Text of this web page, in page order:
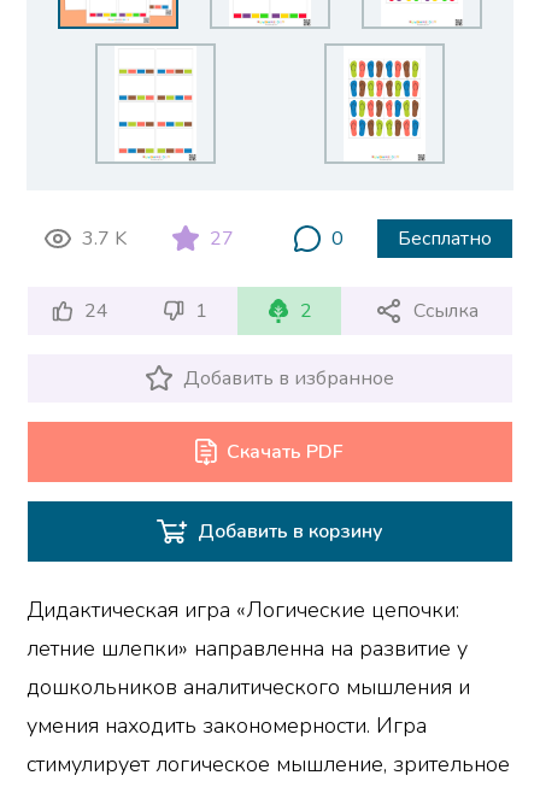
3.7 K 27 0 Бесплатно
24 1 2 Ссылка
Добавить в избранное
Скачать PDF
Добавить в корзину
Дидактическая игра «Логические цепочки:
летние шлепки» направленна на развитие у
дошкольников аналитического мышления и
умения находить закономерности. Игра
стимулирует логическое мышление, зрительное